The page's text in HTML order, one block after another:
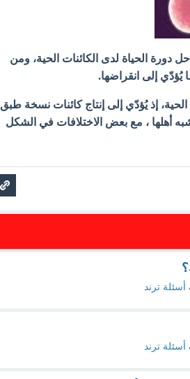
دورة الحياة لدى الكائنات الحية، ومن
يُؤدّي إلى انقراضها.
إذ يُؤدّي إلى إنتاج كائنات نسخة طبق
أهلها ، مع بعض الاختلافات في الشكل
أسئلة ترند
أسئلة ترند